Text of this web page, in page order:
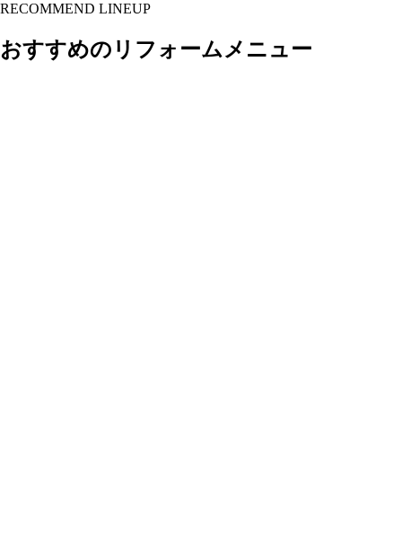
RECOMMEND LINEUP
おすすめのリフォームメニュー